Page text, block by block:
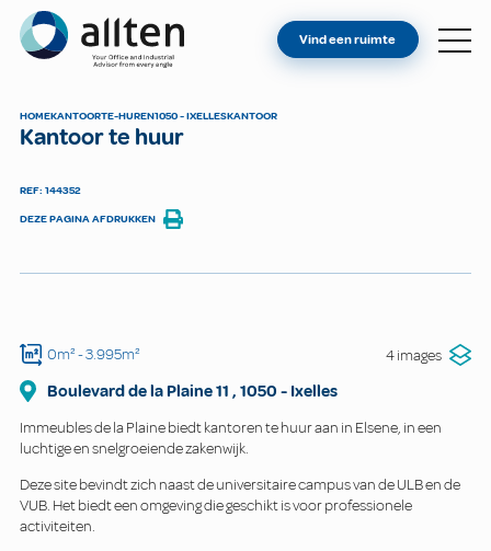
Allten
VIND EEN RUIMTE
Vind een ruimte
HOMEKANTOORTE-HUREN1050 - IXELLESKANTOOR
Kantoor te huur
REF: 144352
DEZE PAGINA AFDRUKKEN
0m²- 3.995m² 4 images
Boulevard de la Plaine11 , 1050 - Ixelles
Immeubles de la Plaine biedt kantoren te huur aan in Elsene, in een
luchtige en snelgroeiende zakenwijk.
Deze site bevindt zich naast de universitaire campus van de ULB en de
VUB. Het biedt een omgeving die geschikt is voor professionele
activiteiten.